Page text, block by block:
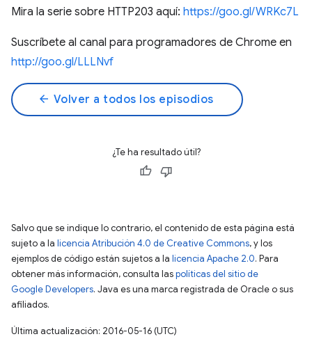
Mira la serie sobre HTTP203 aquí: https://goo.gl/WRKc7L
Suscríbete al canal para programadores de Chrome en
http://goo.gl/LLLNvf
arrow_back Volver a todos los episodios
¿Te ha resultado útil?
Salvo que se indique lo contrario, el contenido de esta página está
sujeto a la licencia Atribución 4.0 de Creative Commons, y los
ejemplos de código están sujetos a la licencia Apache 2.0. Para
obtener más información, consulta laspolíticas del sitio de
Google Developers. Java es una marca registrada de Oracle o sus
afiliados.
Última actualización: 2016-05-16 (UTC)